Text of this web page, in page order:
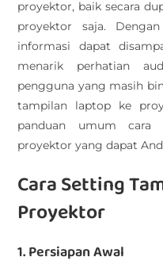
proyektor, baik secara
proyektor saja.
informasi dapat
menarik perhatian
pengguna yang masih
tampilan laptop ke
panduan umum
proyektor yang dapat
Cara Setting
Proyektor
1. Persiapan Awal